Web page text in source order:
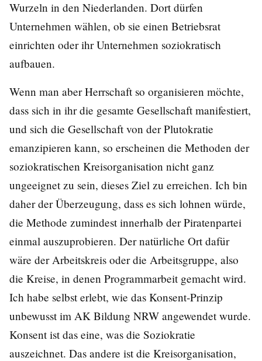
Wurzeln in den Niederlanden. Dort dürfen
Unternehmen wählen, ob sie einen Betriebsrat
einrichten oder ihr Unternehmen soziokratisch
aufbauen.
Wenn man aber Herrschaft so organisieren möchte,
dass sich in ihr die gesamte Gesellschaft manifestiert,
und sich die Gesellschaft von der Plutokratie
emanzipieren kann, so erscheinen die Methoden der
soziokratischen Kreisorganisation nicht ganz
ungeeignet zu sein, dieses Ziel zu erreichen. Ich bin
daher der Überzeugung, dass es sich lohnen würde,
die Methode zumindest innerhalb der Piratenpartei
einmal auszuprobieren. Der natürliche Ort dafür
wäre der Arbeitskreis oder die Arbeitsgruppe, also
die Kreise, in denen Programmarbeit gemacht wird.
Ich habe selbst erlebt, wie das Konsent-Prinzip
unbewusst im AK Bildung NRW angewendet wurde.
Konsent ist das eine, was die Soziokratie
auszeichnet. Das andere ist die Kreisorganisation,